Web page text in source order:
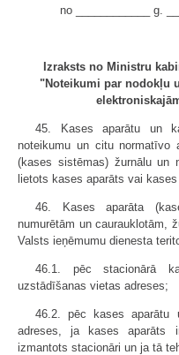
no ____________ g.
Izraksts no Ministru
"Noteikumi par nodokļu
45. Kases aparātu un
noteikumu un citu normatīvo
(kases sistēmas) žurnālu un
lietots kases aparāts vai
46. Kases aparāta
numurētām un caurauklotām,
Valsts ieņēmumu dienesta
46.1. pēc stacionārā
uzstādīšanas vietas adreses;
46.2. pēc kases aparātu
adreses, ja kases aparāts
izmantots stacionāri un ja tā